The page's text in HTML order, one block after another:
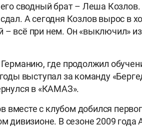
сводный брат – Леша
А сегодня Козлов вырос в
всё при нем. Он «выключил»
Германию, где продолжил
выступал за команду
в «КАМАЗ».
с клубом добился
дивизионе. В сезоне 2009 года